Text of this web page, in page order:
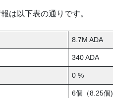
は以下表の通りです。
8.7M ADA
340 ADA
0 %
6個（8.25個)